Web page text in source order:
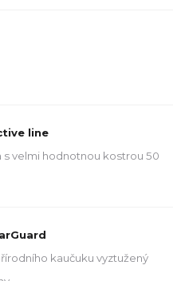
line
s velmi hodnotnou kostrou 50
kaučuku vyztužený